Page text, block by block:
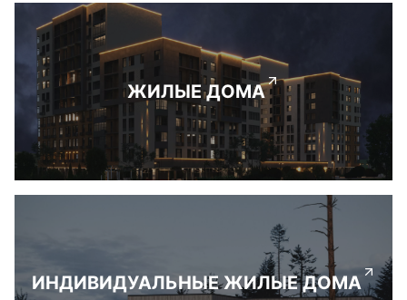
ЖИЛЫЕ ДОМА
ИНДИВИДУАЛЬНЫЕ ЖИЛЫЕ ДОМА